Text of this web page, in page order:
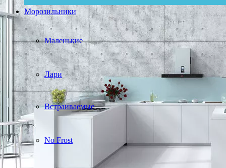
Морозильники
Маленькие
Лари
Встраиваемые
No Frost